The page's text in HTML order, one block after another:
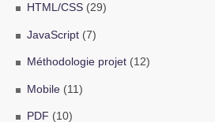
HTML/CSS(29)
JavaScript(7)
Méthodologie projet(12)
Mobile(11)
PDF (10)